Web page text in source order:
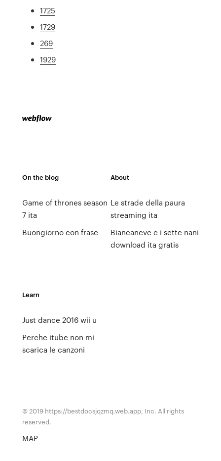
1725
1729
269
1929
On the blog
Game of thrones season
7 ita
Buongiorno con frase
About
Le strade della paura
streaming ita
Biancaneve e i sette nani
download ita gratis
Learn
Just dance 2016 wii u
Perche itube non mi
scarica le canzoni
© 2019 https://bestdocsjqzmq.web.app, Inc. All rights
reserved.
MAP